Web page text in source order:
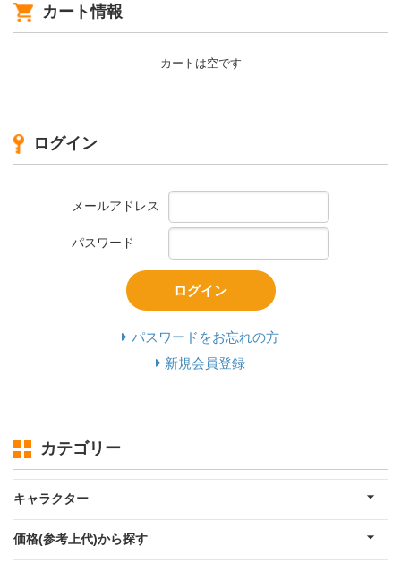
カート情報
カートは空です
ログイン
メールアドレス
パスワード
ログイン
パスワードをお忘れの方
新規会員登録
カテゴリー
キャラクター
価格(参考上代)から探す